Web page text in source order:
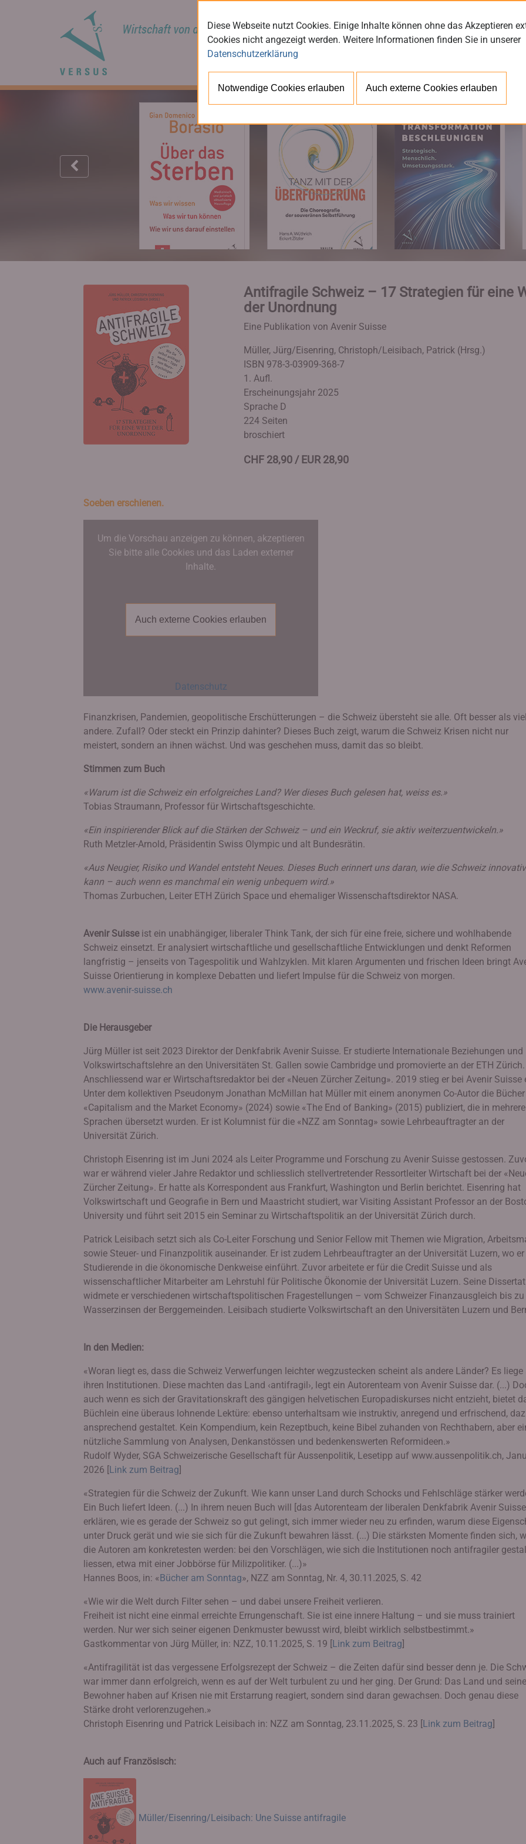
Antifragile Schweiz – 17 Strategien für eine
der Unordnung
Eine Publikation von Avenir Suisse
Müller, Jürg/Eisenring, Christoph/Leisibach, Patrick (Hrsg.)
ISBN 978-3-03909-368-7
1. Aufl.
Erscheinungsjahr 2025
Sprache D
224 Seiten
broschiert
CHF 28,90 / EUR 28,90
Soeben erschienen.
Um die Vorschau anzeigen zu können, akzeptieren
Sie bitte alle Cookies und das Laden externer
Inhalte.
Auch externe Cookies erlauben
Datenschutz
Finanzkrisen, Pandemien, geopolitische Erschütterungen – die Schweiz übersteht sie alle. Oft besser als
andere. Zufall? Oder steckt ein Prinzip dahinter? Dieses Buch zeigt, warum die Schweiz Krisen nicht nur
meistert, sondern an ihnen wächst. Und was geschehen muss, damit das so bleibt.
Stimmen zum Buch
«Warum ist die Schweiz ein erfolgreiches Land? Wer dieses Buch gelesen hat, weiss es.»
Tobias Straumann, Professor für Wirtschaftsgeschichte.
«Ein inspirierender Blick auf die Stärken der Schweiz – und ein Weckruf, sie aktiv weiterzuentwickeln.»
Ruth Metzler-Arnold, Präsidentin Swiss Olympic und alt Bundesrätin.
«Aus Neugier, Risiko und Wandel entsteht Neues. Dieses Buch erinnert uns daran, wie die Schweiz
kann – auch wenn es manchmal ein wenig unbequem wird.»
Thomas Zurbuchen, Leiter ETH Zürich Space und ehemaliger Wissenschaftsdirektor NASA.
Avenir Suisseist ein unabhängiger, liberaler Think Tank, der sich für eine freie, sichere und wohlhabende
Schweiz einsetzt. Er analysiert wirtschaftliche und gesellschaftliche Entwicklungen und denkt Reformen
langfristig – jenseits von Tagespolitik und Wahlzyklen. Mit klaren Argumenten und frischen Ideen bringt
Suisse Orientierung in komplexe Debatten und liefert Impulse für die Schweiz von morgen.
www.avenir-suisse.ch
Die Herausgeber
Jürg Müller ist seit 2023 Direktor der Denkfabrik Avenir Suisse. Er studierte Internationale Beziehungen und
Volkswirtschaftslehre an den Universitäten St. Gallen sowie Cambridge und promovierte an der ETH Zürich.
Anschliessend war er Wirtschaftsredaktor bei der «Neuen Zürcher Zeitung». 2019 stieg er bei Avenir Suisse
Unter dem kollektiven Pseudonym Jonathan McMillan hat Müller mit einem anonymen Co-Autor die Bücher
«Capitalism and the Market Economy» (2024) sowie «The End of Banking» (2015) publiziert, die in mehrere
Sprachen übersetzt wurden. Er ist Kolumnist für die «NZZ am Sonntag» sowie Lehrbeauftragter an der
Universität Zürich.
Christoph Eisenring ist im Juni 2024 als Leiter Programme und Forschung zu Avenir Suisse gestossen.
war er während vieler Jahre Redaktor und schliesslich stellvertretender Ressortleiter Wirtschaft bei der
Zürcher Zeitung». Er hatte als Korrespondent aus Frankfurt, Washington und Berlin berichtet. Eisenring hat
Volkswirtschaft und Geografie in Bern und Maastricht studiert, war Visiting Assistant Professor an der
University und führt seit 2015 ein Seminar zu Wirtschaftspolitik an der Universität Zürich durch.
Patrick Leisibach setzt sich als Co-Leiter Forschung und Senior Fellow mit Themen wie Migration,
sowie Steuer- und Finanzpolitik auseinander. Er ist zudem Lehrbeauftragter an der Universität Luzern, wo er
Studierende in die ökonomische Denkweise einführt. Zuvor arbeitete er für die Credit Suisse und als
wissenschaftlicher Mitarbeiter am Lehrstuhl für Politische Ökonomie der Universität Luzern. Seine
widmete er verschiedenen wirtschaftspolitischen Fragestellungen – vom Schweizer Finanzausgleich bis zu
Wasserzinsen der Berggemeinden. Leisibach studierte Volkswirtschaft an den Universitäten Luzern und
In den Medien:
«Woran liegt es, dass die Schweiz Verwerfungen leichter wegzustecken scheint als andere Länder? Es liege
ihren Institutionen. Diese machten das Land ‹antifragil›, legt ein Autorenteam von Avenir Suisse dar. (...)
auch wenn es sich der Gravitationskraft des gängigen helvetischen Europadiskurses nicht entzieht, bietet
Büchlein eine überaus lohnende Lektüre: ebenso unterhaltsam wie instruktiv, anregend und erfrischend,
ansprechend gestaltet. Kein Kompendium, kein Rezeptbuch, keine Bibel zuhanden von Rechthabern, aber
nützliche Sammlung von Analysen, Denkanstössen und bedenkenswerten Reformideen.»
Rudolf Wyder, SGA Schweizerische Gesellschaft für Aussenpolitik, Lesetipp auf www.aussenpolitik.ch,
2026 [Link zum Beitrag]
«Strategien für die Schweiz der Zukunft. Wie kann unser Land durch Schocks und Fehlschläge stärker
Ein Buch liefert Ideen. (...) In ihrem neuen Buch will [das Autorenteam der liberalen Denkfabrik Avenir
erklären, wie es gerade der Schweiz so gut gelingt, sich immer wieder neu zu erfinden, warum diese
unter Druck gerät und wie sie sich für die Zukunft bewahren lässt. (...) Die stärksten Momente finden sich,
die Autoren am konkretesten werden: bei den Vorschlägen, wie sich die Institutionen noch antifragiler
liessen, etwa mit einer Jobbörse für Milizpolitiker. (...)»
Hannes Boos, in: «Bücher am Sonntag», NZZ am Sonntag, Nr. 4, 30.11.2025, S. 42
«Wie wir die Welt durch Filter sehen – und dabei unsere Freiheit verlieren.
Freiheit ist nicht eine einmal erreichte Errungenschaft. Sie ist eine innere Haltung – und sie muss trainiert
werden. Nur wer sich seiner eigenen Denkmuster bewusst wird, bleibt wirklich selbstbestimmt.»
Gastkommentar von Jürg Müller, in: NZZ, 10.11.2025, S. 19 [Link zum Beitrag]
«Antifragilität ist das vergessene Erfolgsrezept der Schweiz – die Zeiten dafür sind besser denn je. Die
war immer dann erfolgreich, wenn es auf der Welt turbulent zu und her ging. Der Grund: Das Land und seine
Bewohner haben auf Krisen nie mit Erstarrung reagiert, sondern sind daran gewachsen. Doch genau diese
Stärke droht verlorenzugehen.»
Christoph Eisenring und Patrick Leisibach in: NZZ am Sonntag, 23.11.2025, S. 23 [Link zum Beitrag]
Auch auf Französisch:
Müller/Eisenring/Leisibach: Une Suisse antifragile
Diese Webseite nutzt Cookies. Einige Inhalte können ohne das Akzeptieren
Cookies nicht angezeigt werden. Weitere Informationen finden Sie in unserer
Datenschutzerklärung
Notwendige Cookies erlauben Auch externe Cookies erlauben